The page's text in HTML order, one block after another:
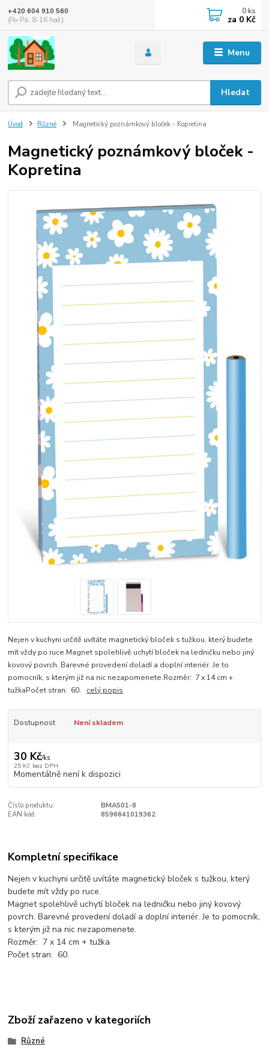
Menu
Hledat
+420 604 910 560
(Po-Pá, 8-16 hod.)
0 ks
za 0 Kč
Úvod Různé Magnetický poznámkový bloček - Kopretina
Magnetický poznámkový bloček -
Kopretina
Nejen v kuchyni určitě uvítáte magnetický bloček s tužkou, který budete
mít vždy po ruce.Magnet spolehlivě uchytí bloček na ledničku nebo jiný
kovový povrch. Barevné provedení doladí a doplní interiér. Je to
pomocník, s kterým již na nic nezapomenete.Rozměr: 7 x 14 cm +
tužkaPočet stran: 60. celý popis
Dostupnost Není skladem
30 Kč/ks
25 Kč bez DPH
Momentálně není k dispozici
Číslo produktu:
BMA501-8
EAN kód:
8596641019362
Kompletní specifikace
Nejen v kuchyni určitě uvítáte magnetický bloček s tužkou, který
budete mít vždy po ruce.
Magnet spolehlivě uchytí bloček na ledničku nebo jiný kovový
povrch. Barevné provedení doladí a doplní interiér. Je to pomocník,
s kterým již na nic nezapomenete.
Rozměr: 7 x 14 cm + tužka
Počet stran: 60.
Zboží zařazeno v kategoriích
Různé